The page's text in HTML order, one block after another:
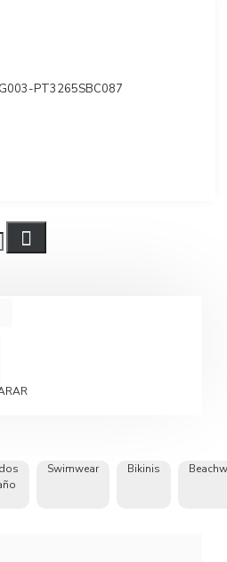
PT3265SBC087
Swimwear Bikinis